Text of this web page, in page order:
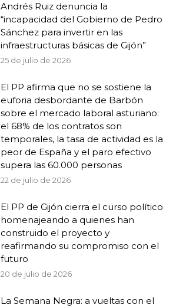
Andrés Ruiz denuncia la
“incapacidad del Gobierno de Pedro
Sánchez para invertir en las
infraestructuras básicas de Gijón”
25 de julio de 2026
El PP afirma que no se sostiene la
euforia desbordante de Barbón
sobre el mercado laboral asturiano:
el 68% de los contratos son
temporales, la tasa de actividad es la
peor de España y el paro efectivo
supera las 60.000 personas
22 de julio de 2026
El PP de Gijón cierra el curso político
homenajeando a quienes han
construido el proyecto y
reafirmando su compromiso con el
futuro
20 de julio de 2026
La Semana Negra: a vueltas con el